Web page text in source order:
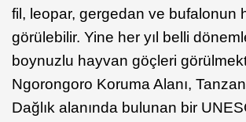
fil, leopar, gergedan ve bufalonun
görülebilir. Yine her yıl belli
boynuzlu hayvan göçleri
Ngorongoro Koruma Alanı,
Dağlık alanında bulunan bir